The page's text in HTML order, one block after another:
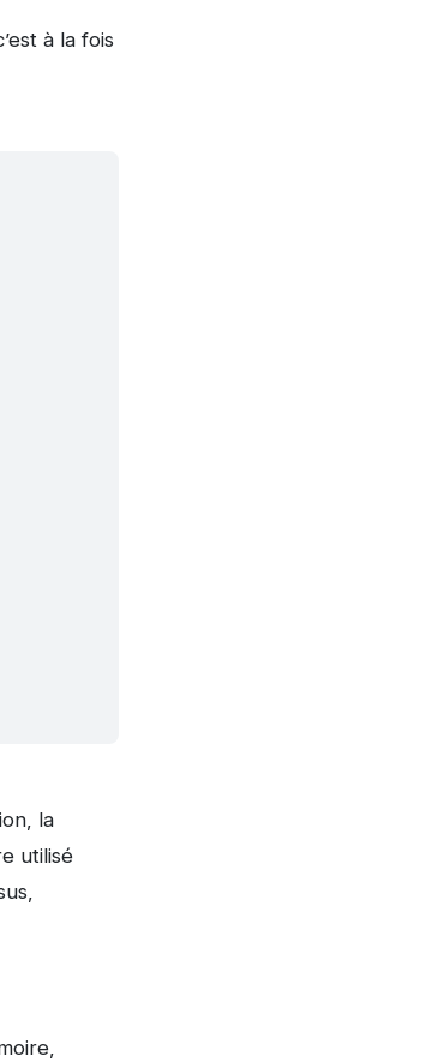
à la fois
la
utilisé